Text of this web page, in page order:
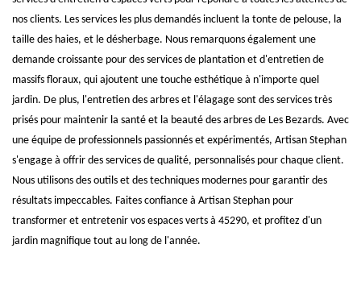
nos clients. Les services les plus demandés incluent la tonte de pelouse, la
taille des haies, et le désherbage. Nous remarquons également une
demande croissante pour des services de plantation et d'entretien de
massifs floraux, qui ajoutent une touche esthétique à n'importe quel
jardin. De plus, l'entretien des arbres et l'élagage sont des services très
prisés pour maintenir la santé et la beauté des arbres de Les Bezards. Avec
une équipe de professionnels passionnés et expérimentés, Artisan Stephan
s'engage à offrir des services de qualité, personnalisés pour chaque client.
Nous utilisons des outils et des techniques modernes pour garantir des
résultats impeccables. Faites confiance à Artisan Stephan pour
transformer et entretenir vos espaces verts à 45290, et profitez d'un
jardin magnifique tout au long de l'année.